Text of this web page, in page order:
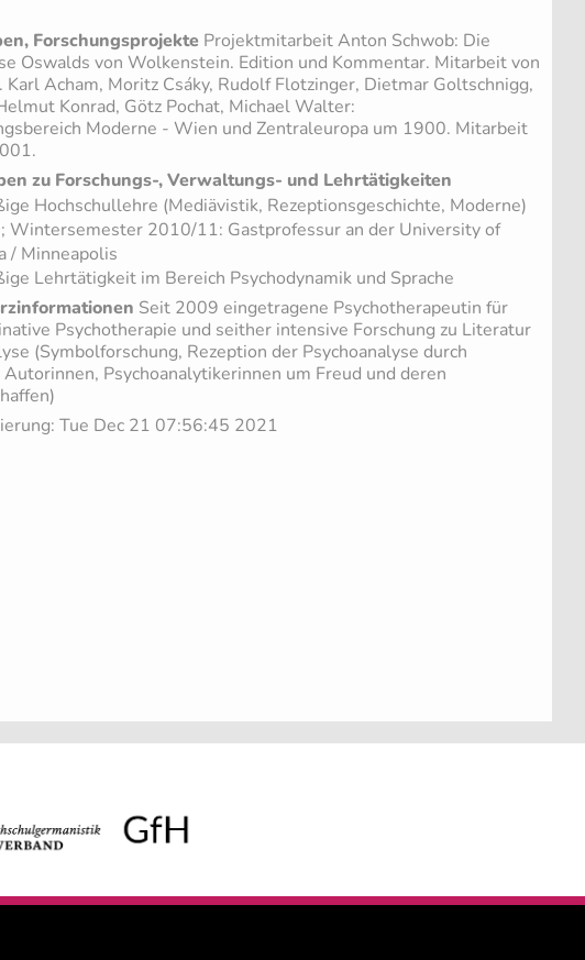
Forschungsprojekte Projektmitarbeit Anton Schwob: Die
Oswalds von Wolkenstein. Edition und Kommentar. Mitarbeit von
Acham, Moritz Csáky, Rudolf Flotzinger, Dietmar Goltschnigg,
Konrad, Götz Pochat, Michael Walter:
Moderne - Wien und Zentraleuropa um 1900. Mitarbeit
zu Forschungs-, Verwaltungs- und Lehrtätigkeiten
Hochschullehre (Mediävistik, Rezeptionsgeschichte, Moderne)
Wintersemester 2010/11: Gastprofessur an der University of
/ Minneapolis
Lehrtätigkeit im Bereich Psychodynamik und Sprache
Seit 2009 eingetragene Psychotherapeutin für
Psychotherapie und seither intensive Forschung zu Literatur
(Symbolforschung, Rezeption der Psychoanalyse durch
Psychoanalytikerinnen um Freud und deren
Tue Dec 21 07:56:45 2021